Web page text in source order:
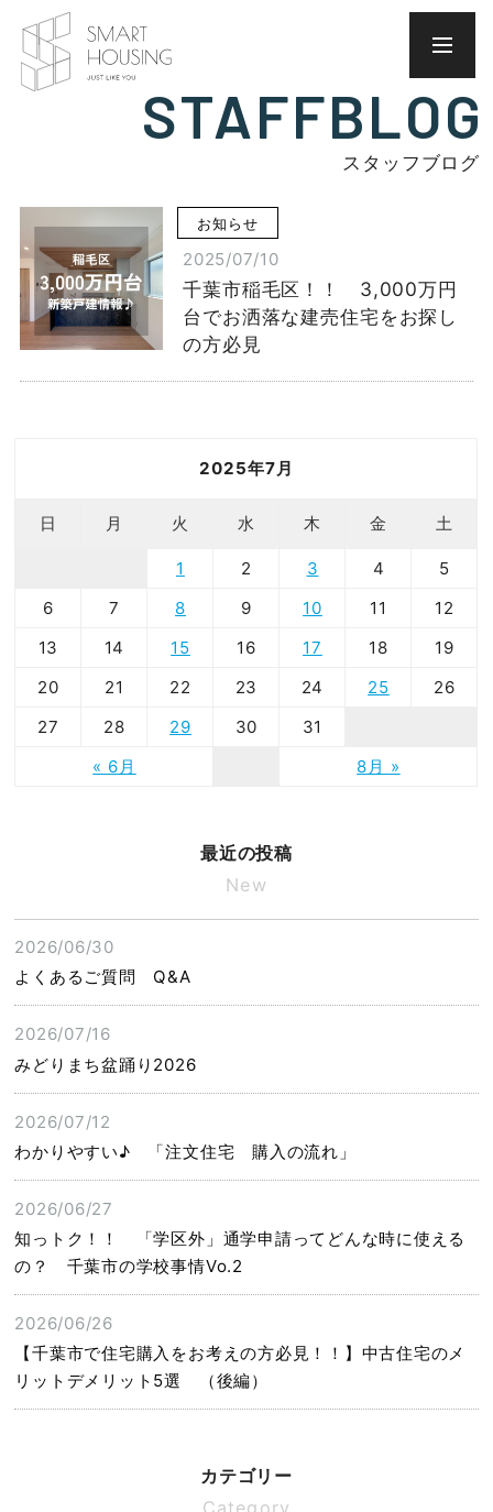
STAFFBLOG
スタッフブログ
お知らせ
2025/07/10
千葉市稲毛区！！ 3,000万円
台でお洒落な建売住宅をお探し
の方必見
2025年7月
日 月 火 水 木 金 土
« 6月 8月 »
1 2 3 4
5
6
7 8 9 10 11
12
13
14 15 16 17 18
19
20
21 22 23 24 25
26
27
28 29 30 31
最近の投稿
New
2026/06/30
よくあるご質問 Q&A
2026/07/16
みどりまち盆踊り2026
2026/07/12
わかりやすい♪ 「注文住宅 購入の流れ」
2026/06/27
知っトク！！ 「学区外」通学申請ってどんな時に使える
の？ 千葉市の学校事情Vo.2
2026/06/26
【千葉市で住宅購入をお考えの方必見！！】中古住宅のメ
リットデメリット5選 （後編）
カテゴリー